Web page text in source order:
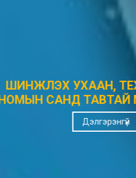
ЭРХЭМ
ОЛОН УЛСЫН ТҮВШИНД
САН